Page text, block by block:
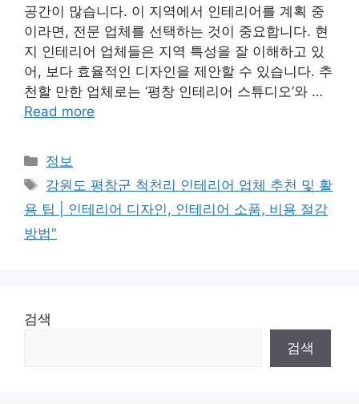
공간이 많습니다. 이 지역에서 인테리어를 계획 중
이라면, 전문 업체를 선택하는 것이 중요합니다. 현
지 인테리어 업체들은 지역 특성을 잘 이해하고 있
어, 보다 효율적인 디자인을 제안할 수 있습니다. 추
천할 만한 업체로는 ‘평창 인테리어 스튜디오’와 …
Read more
Categories
정보
Tags
강원도 평창군 척천리 인테리어 업체 추천 및 활
용 팁 | 인테리어 디자인, 인테리어 소품, 비용 절감
방법"
검색
검색